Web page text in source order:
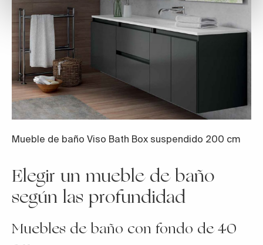
Mueble de baño Viso Bath Box suspendido 200 cm
Elegir un mueble de baño
según las profundidad
Muebles de baño con fondo de 40